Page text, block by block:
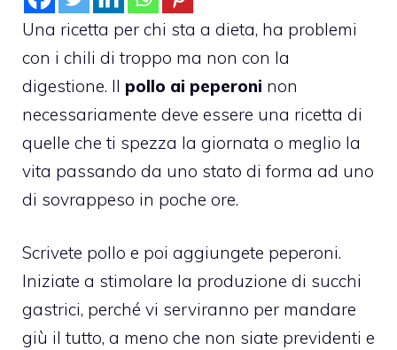
Una ricetta per chi sta a dieta, ha problemi
con i chili di troppo ma non con la
digestione. Il pollo ai peperoni non
necessariamente deve essere una ricetta di
quelle che ti spezza la giornata o meglio la
vita passando da uno stato di forma ad uno
di sovrappeso in poche ore.
Scrivete pollo e poi aggiungete peperoni.
Iniziate a stimolare la produzione di succhi
gastrici, perché vi serviranno per mandare
giù il tutto, a meno che non siate previdenti e